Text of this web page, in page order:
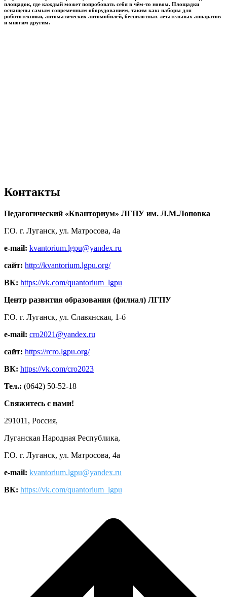
площадок, где каждый может попробовать себя в чём-то новом. Площадки
оснащены самым современным оборудованием, таким как: наборы для
робототехники, автоматических автомобилей, беспилотных летательных аппаратов
и многим другим.
Контакты
Педагогический «Кванториум» ЛГПУ им. Л.М.Лоповка
Г.О. г. Луганск, ул. Матросова, 4а
e-mail: kvantorium.lgpu@yandex.ru
сайт: http://kvantorium.lgpu.org/
ВК: https://vk.com/quantorium_lgpu
Центр развития образования (филиал) ЛГПУ
Г.О. г. Луганск, ул. Славянская, 1-б
e-mail: cro2021@yandex.ru
сайт: https://rcro.lgpu.org/
ВК: https://vk.com/cro2023
Тел.: (0642) 50-52-18
Свяжитесь с нами!
291011, Россия,
Луганская Народная Республика,
Г.О. г. Луганск, ул. Матросова, 4а
e-mail: kvantorium.lgpu@yandex.ru
ВК: https://vk.com/quantorium_lgpu